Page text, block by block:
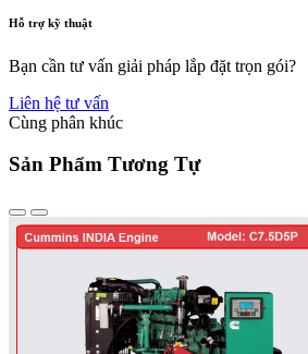
Hỗ trợ kỹ thuật
Bạn cần tư vấn giải pháp lắp đặt trọn gói?
Liên hệ tư vấn
Cùng phân khúc
Sản Phẩm Tương Tự